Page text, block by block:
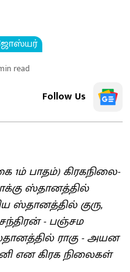
read
Follow Us
1ம் பாதம்) கிரகநிலை-
ஸ்தானத்தில்
ஸ்தானத்தில் குரு,
- பஞ்சம
ராகு - அயன
என கிரக நிலைகள்